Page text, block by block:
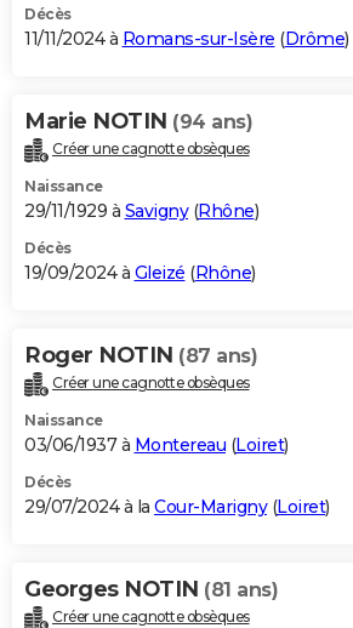
Décès
11/11/2024 à Romans-sur-Isère (Drôme)
Marie NOTIN (94 ans)
Créer une cagnotte obsèques
Naissance
29/11/1929 à Savigny(Rhône)
Décès
19/09/2024 à Gleizé (Rhône)
Roger NOTIN (87 ans)
Créer une cagnotte obsèques
Naissance
03/06/1937 à Montereau (Loiret)
Décès
29/07/2024 à la Cour-Marigny(Loiret)
Georges NOTIN (81 ans)
Créer une cagnotte obsèques